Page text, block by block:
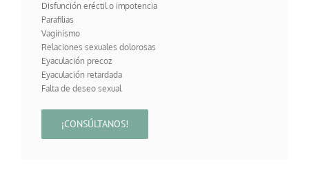
Disfunción eréctil o impotencia
Parafilias
Vaginismo
Relaciones sexuales dolorosas
Eyaculación precoz
Eyaculación retardada
Falta de deseo sexual
¡CONSÚLTANOS!